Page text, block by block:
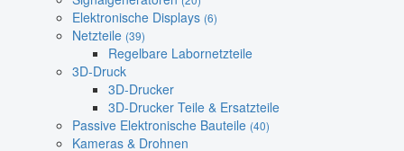
Elektronische Displays (6)
Netzteile (39)
Regelbare Labornetzteile
3D-Druck
3D-Drucker
3D-Drucker Teile & Ersatzteile
Passive Elektronische Bauteile (40)
Kameras & Drohnen